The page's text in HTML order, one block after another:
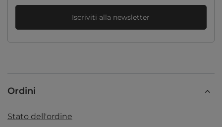
Iscriviti alla newsletter
Ordini
Stato dell'ordine